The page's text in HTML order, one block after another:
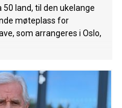
land, til den ukelange
møteplass for
som arrangeres i Oslo,